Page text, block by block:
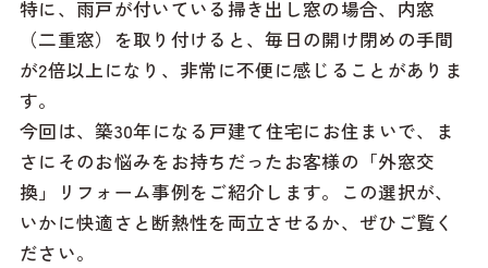
特に、雨戸が付いている掃き出し窓の場合、内窓
（二重窓）を取り付けると、毎日の開け閉めの手間
が2倍以上になり、非常に不便に感じることがありま
す。
今回は、築30年になる戸建て住宅にお住まいで、ま
さにそのお悩みをお持ちだったお客様の「外窓交
換」リフォーム事例をご紹介します。この選択が、
いかに快適さと断熱性を両立させるか、ぜひご覧く
ださい。